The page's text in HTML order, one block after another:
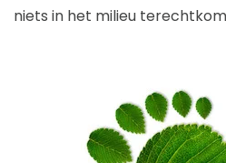
niets in het milieu